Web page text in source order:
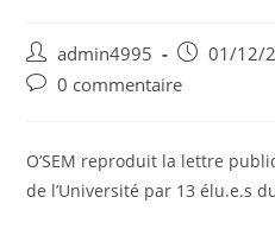
Post
author:
admin4995
Post
published:
01/12/
Post0 commentaire
O’SEM reproduit la lettre
de l’Université par 13 élu.e.s